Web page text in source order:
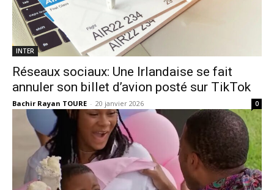
INTER
Réseaux sociaux: Une Irlandaise se fait
annuler son billet d’avion posté sur TikTok
Bachir Rayan TOURE - 20 janvier 2026 0